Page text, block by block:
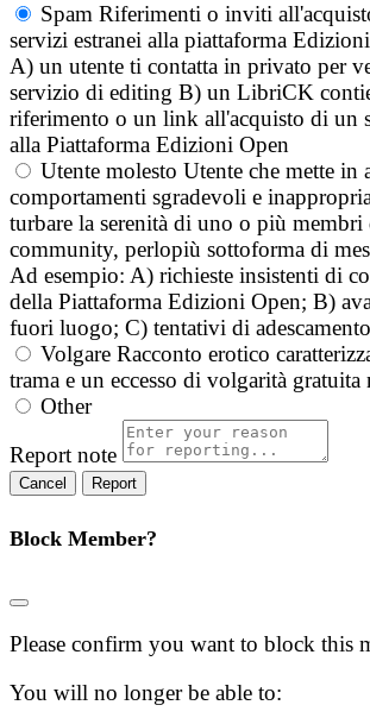
Spam Riferimenti o inviti
servizi estranei alla piattaforma
A) un utente ti contatta in privato per
servizio di editing B) un LibriCK
riferimento o un link all'acquisto di un
alla Piattaforma Edizioni Open
Utente molesto Utente che mette in
comportamenti sgradevoli e
turbare la serenità di uno o più membri
community, perlopiù sottoforma di
Ad esempio: A) richieste insistenti di
della Piattaforma Edizioni Open; B)
fuori luogo; C) tentativi di
Volgare Racconto erotico
trama e un eccesso di volgarità
Other
Report note
Report
Block Member?
Please confirm you want to block this
You will no longer be able to: